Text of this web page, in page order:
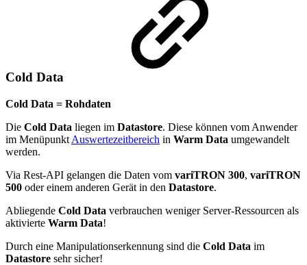
Cold Data
Cold Data = Rohdaten
Die Cold Data liegen im Datastore. Diese können vom Anwender
im Menüpunkt Auswertezeitbereich in Warm Data umgewandelt
werden.
Via Rest-API gelangen die Daten vom variTRON 300, variTRON
500 oder einem anderen Gerät in den Datastore.
Abliegende Cold Data verbrauchen weniger Server-Ressourcen als
aktivierte Warm Data!
Durch eine Manipulationserkennung sind die Cold Data im
Datastore sehr sicher!